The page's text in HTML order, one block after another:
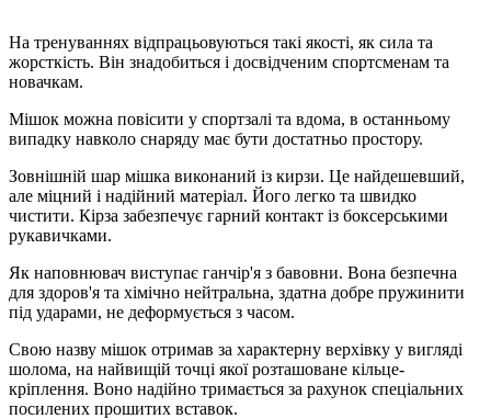
На тренуваннях відпрацьовуються такі якості, як сила та
жорсткість. Він знадобиться і досвідченим спортсменам та
новачкам.
Мішок можна повісити у спортзалі та вдома, в останньому
випадку навколо снаряду має бути достатньо простору.
Зовнішній шар мішка виконаний із кирзи. Це найдешевший,
але міцний і надійний матеріал. Його легко та швидко
чистити. Кірза забезпечує гарний контакт із боксерськими
рукавичками.
Як наповнювач виступає ганчір'я з бавовни. Вона безпечна
для здоров'я та хімічно нейтральна, здатна добре пружинити
під ударами, не деформується з часом.
Свою назву мішок отримав за характерну верхівку у вигляді
шолома, на найвищій точці якої розташоване кільце-
кріплення. Воно надійно тримається за рахунок спеціальних
посилених прошитих вставок.